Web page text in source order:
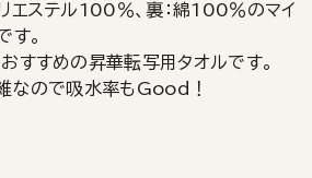
エステル100％、裏：綿100％のマイ
す。
すすめの昇華転写用タオルです。
なので吸水率もGood！